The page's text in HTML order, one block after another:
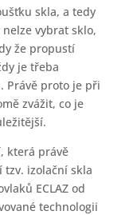
skla, a tedy
vybrat sklo,
že propustí
je třeba
Právě proto je při
zvážit, co je
která právě
izolační skla
ECLAZ od
technologii